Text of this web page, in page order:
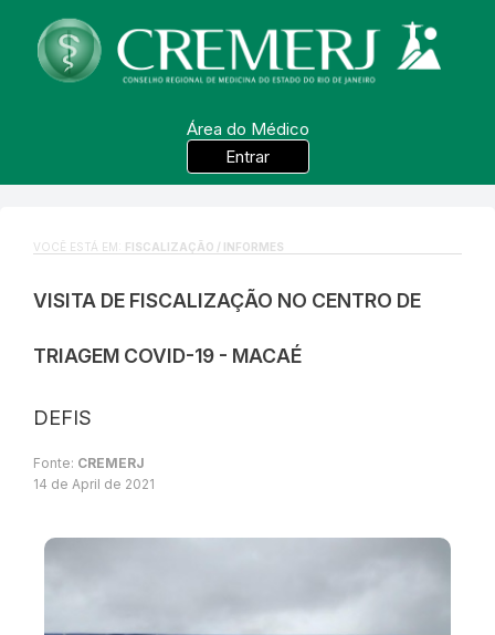
Área do Médico
Entrar
VOCÊ ESTÁ EM: FISCALIZAÇÃO / INFORMES
VISITA DE FISCALIZAÇÃO NO CENTRO DE
TRIAGEM COVID-19 - MACAÉ
DEFIS
Fonte: CREMERJ
14 de April de 2021